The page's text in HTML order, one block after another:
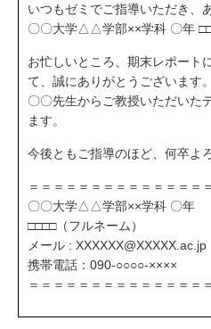
いつもゼミでご指導いただき、
〇〇大学△△学部××学科 〇年
お忙しいところ、期末レポート
て、誠にありがとうございます。
〇〇先生からご教授いただいた
ます。
今後ともご指導のほど、何卒よ
＝＝＝＝＝＝＝＝＝＝＝＝＝＝＝
〇〇大学△△学部××学科 〇年
□□□□（フルネーム）
メール : XXXXXX@XXXXX.ac.jp
携帯電話：090-○○○○-××××
＝＝＝＝＝＝＝＝＝＝＝＝＝＝＝